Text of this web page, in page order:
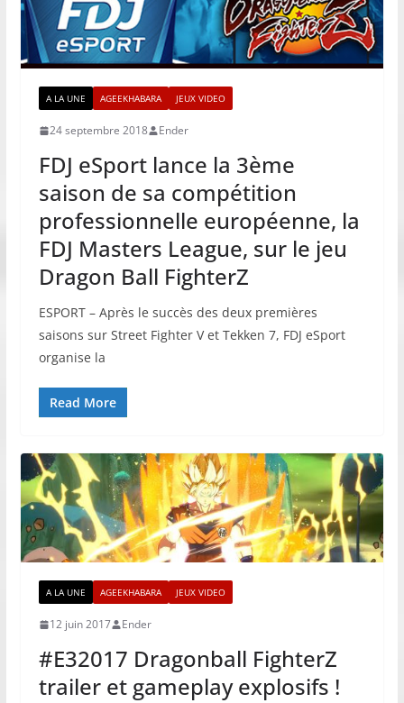
A LA UNE AGEEKHABARA JEUX VIDEO
24 septembre 2018 Ender
FDJ eSport lance la 3ème
saison de sa compétition
professionnelle européenne, la
FDJ Masters League, sur le jeu
Dragon Ball FighterZ
ESPORT – Après le succès des deux premières
saisons sur Street Fighter V et Tekken 7, FDJ eSport
organise la
Read More
A LA UNE AGEEKHABARA JEUX VIDEO
12 juin 2017 Ender
#E32017 Dragonball FighterZ
trailer et gameplay explosifs !